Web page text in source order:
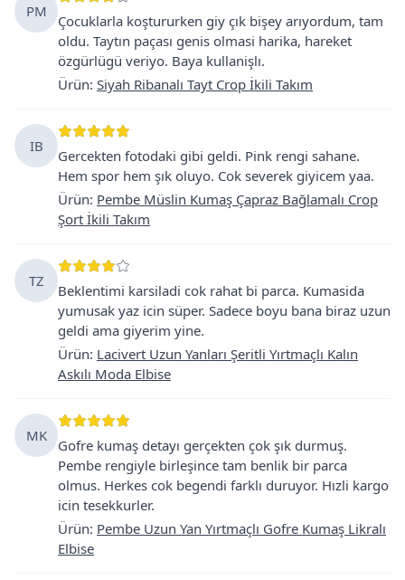
PM
Çocuklarla koştururken giy çık bişey arıyordum, tam
oldu. Taytın paçası genis olmasi harika, hareket
özgürlügü veriyo. Baya kullanişlı.
Ürün: Siyah Ribanalı Tayt Crop İkili Takım
IB
Gercekten fotodaki gibi geldi. Pink rengi sahane.
Hem spor hem şık oluyo. Cok severek giyicem yaa.
Ürün: Pembe Müslin Kumaş Çapraz Bağlamalı Crop
Şort İkili Takım
TZ
Beklentimi karsiladi cok rahat bi parca. Kumasida
yumusak yaz icin süper. Sadece boyu bana biraz uzun
geldi ama giyerim yine.
Ürün: Lacivert Uzun Yanları Şeritli Yırtmaçlı Kalın
Askılı Moda Elbise
MK
Gofre kumaş detayı gerçekten çok şık durmuş.
Pembe rengiyle birleşince tam benlik bir parca
olmus. Herkes cok begendi farklı duruyor. Hızli kargo
icin tesekkurler.
Ürün: Pembe Uzun Yan Yırtmaçlı Gofre Kumaş Likralı
Elbise